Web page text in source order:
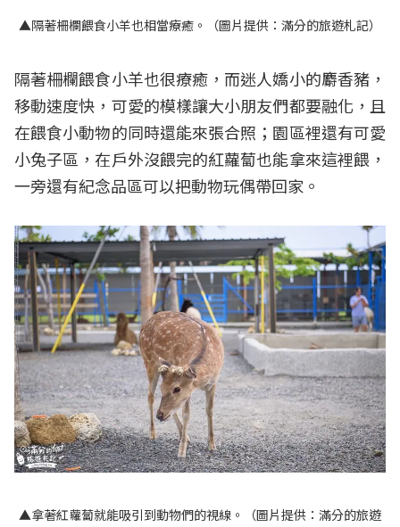
▲隔著柵欄餵食小羊也相當療癒。（圖片提供：滿分的旅遊札記）
隔著柵欄餵食小羊也很療癒，而迷人嬌小的麝香豬，
移動速度快，可愛的模樣讓大小朋友們都要融化，且
在餵食小動物的同時還能來張合照；園區裡還有可愛
小兔子區，在戶外沒餵完的紅蘿蔔也能拿來這裡餵，
一旁還有紀念品區可以把動物玩偶帶回家。
▲拿著紅蘿蔔就能吸引到動物們的視線。（圖片提供：滿分的旅遊